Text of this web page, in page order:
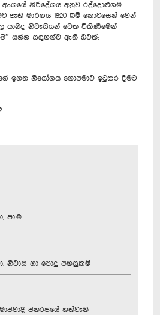
නිර්දේශය අනුව රද්දොළුගම
ඇති මාර්ගය 1820 බිම් කොටසෙන් වෙන්
යාබද නිවැසියන් වෙත විකිණීමෙන්
යන්න සඳහන්ව ඇති බවත්;
ඉහත නියෝගය නොපමාව ඉටුකර දීමට
පා.ම.
නිවාස හා පොදු පහසුකම්
ජනරජයේ හත්වැනි